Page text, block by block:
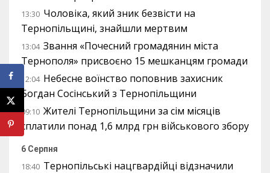
13:30 Чоловіка, який зник безвісти на
Тернопільщині, знайшли мертвим
13:04 Звання «Почесний громадянин міста
Тернополя» присвоєно 15 мешканцям громади
12:04 Небесне воїнство поповнив захисник
Богдан Сосінський з Тернопільщини
09:10 Жителі Тернопільщини за сім місяців
сплатили понад 1,6 млрд грн військового збору
6 Серпня
18:40 Тернопільські нацгвардійці відзначили